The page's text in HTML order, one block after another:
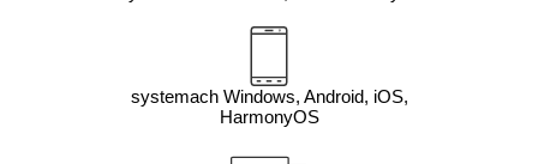
systemach Windows, Android, iOS,
HarmonyOS